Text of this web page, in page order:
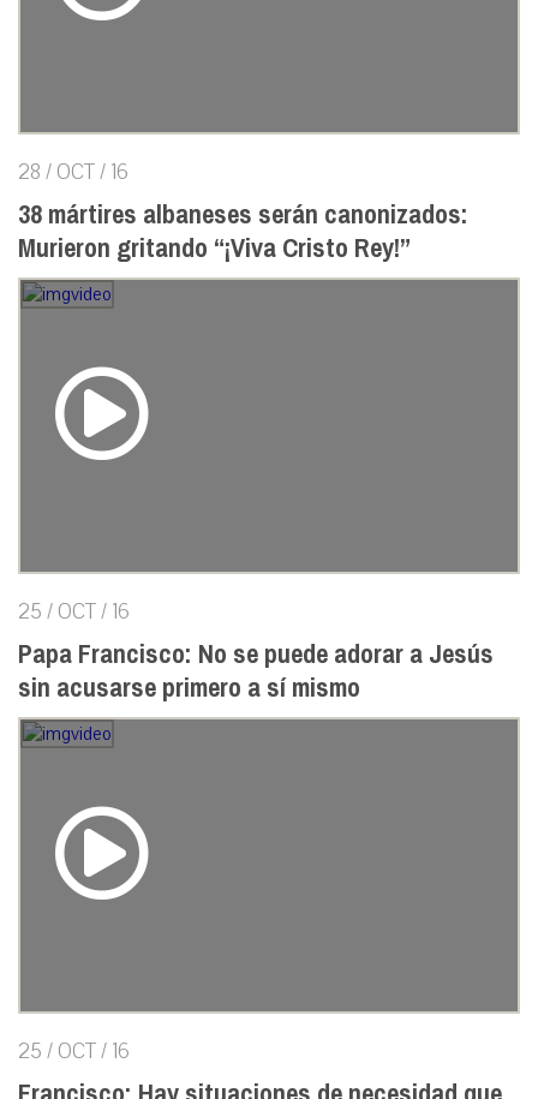
28 / OCT / 16
38 mártires albaneses serán canonizados:
Murieron gritando “¡Viva Cristo Rey!”
25 / OCT / 16
Papa Francisco: No se puede adorar a Jesús
sin acusarse primero a sí mismo
25 / OCT / 16